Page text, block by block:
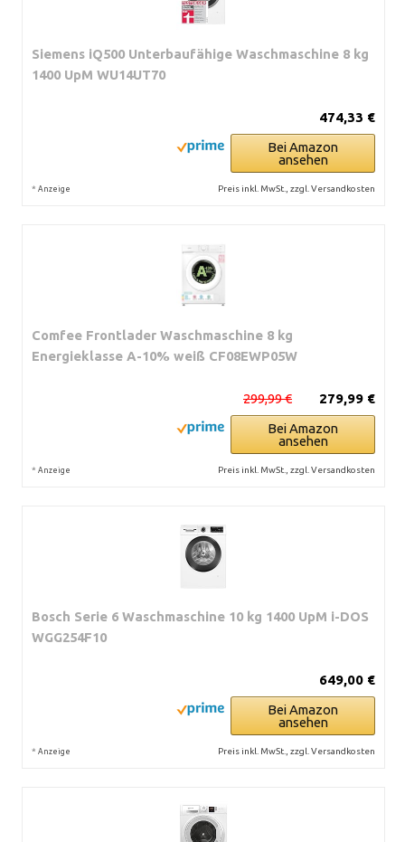
Siemens iQ500 Unterbaufähige Waschmaschine 8 kg
1400 UpM WU14UT70
474,33 €
Bei Amazon
ansehen
* Anzeige Preis inkl. MwSt., zzgl. Versandkosten
Comfee Frontlader Waschmaschine 8 kg
Energieklasse A-10% weiß CF08EWP05W
279,99 €
299,99 €
Bei Amazon
ansehen
* Anzeige Preis inkl. MwSt., zzgl. Versandkosten
Bosch Serie 6 Waschmaschine 10 kg 1400 UpM i-DOS
WGG254F10
649,00 €
Bei Amazon
ansehen
* Anzeige Preis inkl. MwSt., zzgl. Versandkosten